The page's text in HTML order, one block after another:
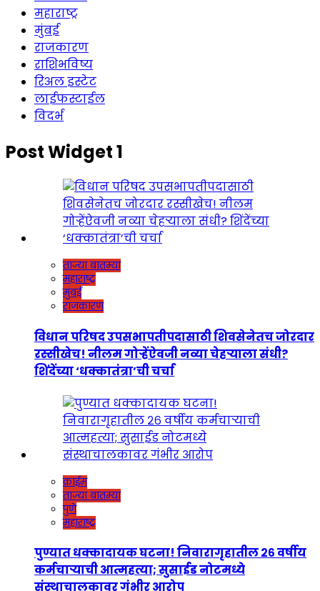
महाराष्ट्र
मुंबई
राजकारण
राशिभविष्य
रिअल इस्टेट
लाईफस्टाईल
विदर्भ
Post Widget 1
ताज्या बातम्या
महाराष्ट्र
मुंबई
राजकारण
विधान परिषद उपसभापतीपदासाठी शिवसेनेतच जोरदार
रस्सीखेच! नीलम गोऱ्हेंऐवजी नव्या चेहऱ्याला संधी?
शिंदेंच्या ‘धक्कातंत्रा’ची चर्चा
क्राईम
ताज्या बातम्या
पुणे
महाराष्ट्र
पुण्यात धक्कादायक घटना! निवारागृहातील २६ वर्षीय
कर्मचाऱ्याची आत्महत्या; सुसाईड नोटमध्ये
संस्थाचालकावर गंभीर आरोप